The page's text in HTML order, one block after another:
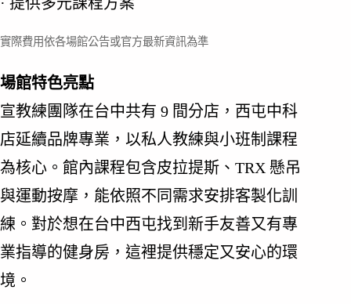
實際費用依各場館公告或官方最新資訊為準
場館特色亮點
宣教練團隊在台中共有 9 間分店，西屯中科
店延續品牌專業，以私人教練與小班制課程
為核心。館內課程包含皮拉提斯、TRX 懸吊
與運動按摩，能依照不同需求安排客製化訓
練。對於想在台中西屯找到新手友善又有專
業指導的健身房，這裡提供穩定又安心的環
境。